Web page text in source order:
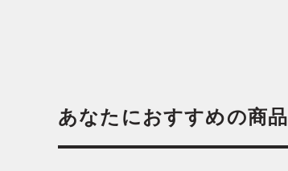
あなたにおすすめの商品